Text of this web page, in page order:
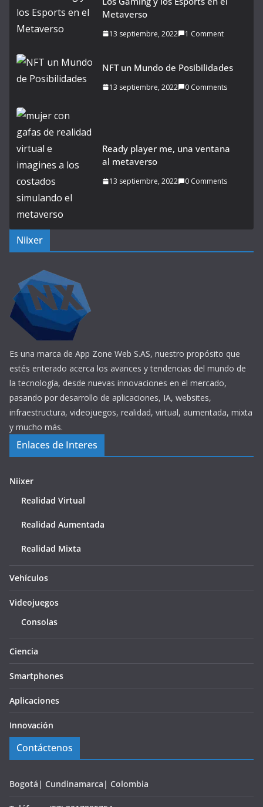
Metaverso
13 septiembre, 2022 1 Comment
NFT un Mundo de Posibilidades
13 septiembre, 2022 0 Comments
Ready player me, una ventana
al metaverso
13 septiembre, 2022 0 Comments
Niixer
Es una marca de App Zone Web S.AS, nuestro propósito que
estés enterado acerca los avances y tendencias del mundo de
la tecnología, desde nuevas innovaciones en el mercado,
pasando por desarrollo de aplicaciones, IA, websites,
infraestructura, videojuegos, realidad, virtual, aumentada, mixta
y mucho más.
Enlaces de Interes
Niixer
Realidad Virtual
Realidad Aumentada
Realidad Mixta
Vehículos
Videojuegos
Consolas
Ciencia
Smartphones
Aplicaciones
Innovación
Contáctenos
Bogotá| Cundinamarca| Colombia